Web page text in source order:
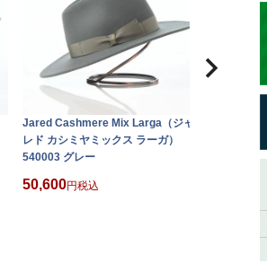
Jared Cashmere Mix Larga（ジャ
レド カシミヤミックス ラーガ）
540003 グレー
50,600 税込